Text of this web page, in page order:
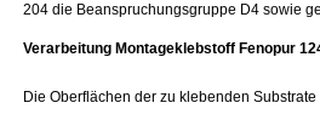
204 die Beanspruchungsgruppe D4 sowie
Verarbeitung Montageklebstoff Fenopur
Die Oberflächen der zu klebenden